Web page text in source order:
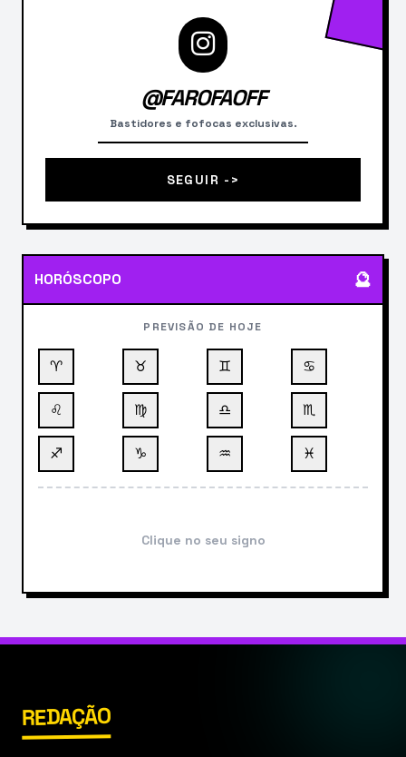
@FAROFAOFF
Bastidores e fofocas exclusivas.
SEGUIR ->
HORÓSCOPO 🔮
PREVISÃO DE HOJE
♈ ♉ ♊ ♋
♌ ♍ ♎ ♏
♐ ♑ ♒ ♓
Clique no seu signo
REDAÇÃO